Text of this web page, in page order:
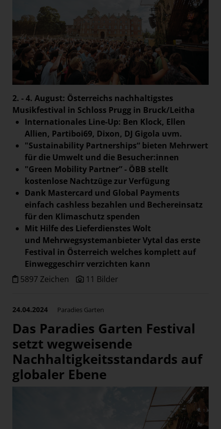
2. - 4. August: Österreichs nachhaltigstes
Musikfestival in Schloss Prugg in Bruck/Leitha
Internationales Line-Up: Ben Klock, Ellen
Allien, Partiboi69, Dixon, DJ Gigola uvm.
"Sustainability Partnerships“ bieten Mehrwert
für die Umwelt und die Besucher:innen
"Green Mobility Partner” - ÖBB stellt
kostenlose Nachtzüge zur Verfügung
Dank Mastercard und Global Payments
einfach cashless bezahlen und Bechereinsatz
für den Klimaschutz spenden
Mit Hilfe des Lieferdienstes Wolt
und Mehrwegsystemanbieter Vytal das erste
Festival in Österreich welches komplett auf
Einweggeschirr verzichten kann
5897 Zeichen
11 Bilder
24.04.2024 Paradies Garten
Das Paradies Garten Festival
setzt wegweisende
Nachhaltigkeitsstandards auf
globaler Ebene